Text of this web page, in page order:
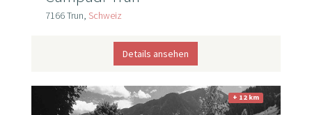
7166 Trun, Schweiz
Details ansehen
+ 12 km